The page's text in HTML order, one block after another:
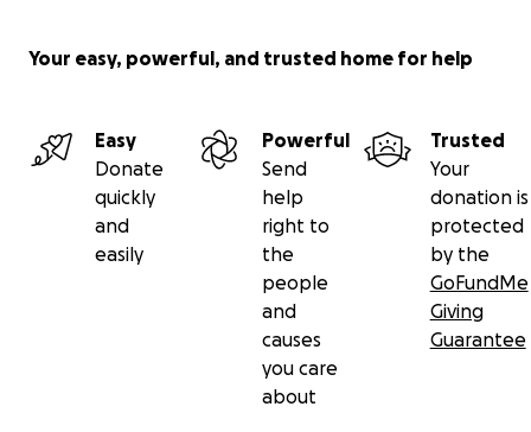
Your easy, powerful, and trusted home for help
Easy
Donate
quickly
and
easily
Powerful
Send
help
right to
the
people
and
causes
you care
about
Trusted
Your
donation is
protected
by the
GoFundMe
Giving
Guarantee